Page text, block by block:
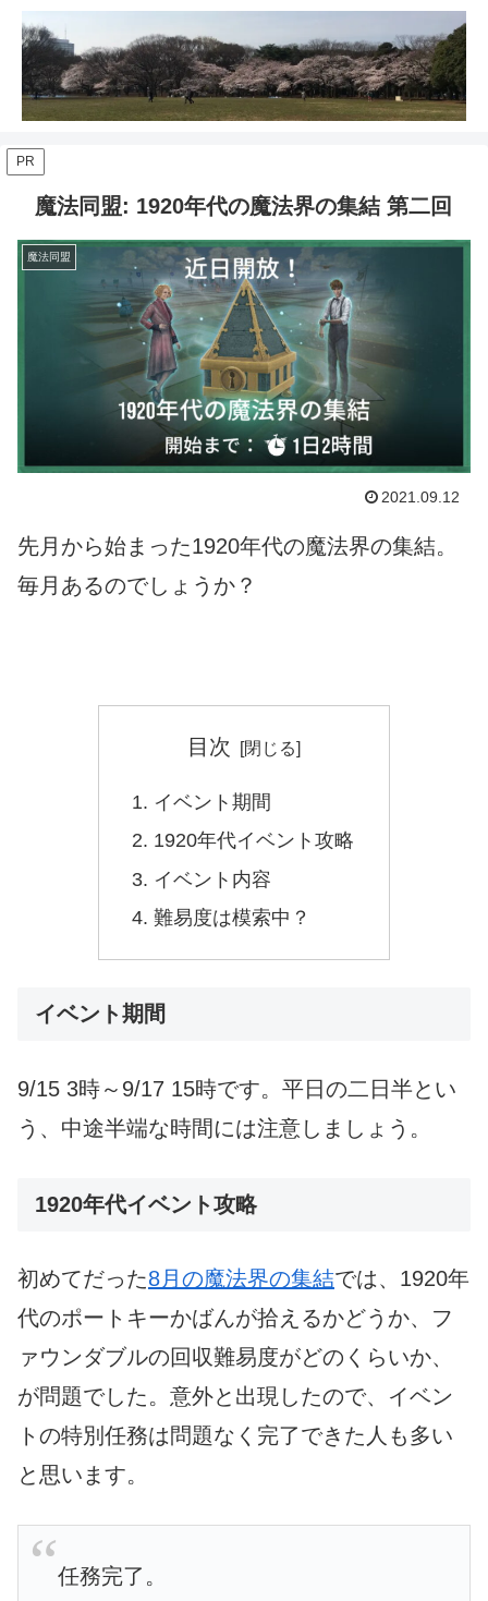
PR
魔法同盟: 1920年代の魔法界の集結 第二回
魔法同盟
2021.09.12
先月から始まった1920年代の魔法界の集結。
毎月あるのでしょうか？
目次
イベント期間
1920年代イベント攻略
イベント内容
難易度は模索中？
イベント期間
9/15 3時～9/17 15時です。平日の二日半とい
う、中途半端な時間には注意しましょう。
1920年代イベント攻略
初めてだった8月の魔法界の集結では、1920年
代のポートキーかばんが拾えるかどうか、フ
ァウンダブルの回収難易度がどのくらいか、
が問題でした。意外と出現したので、イベン
トの特別任務は問題なく完了できた人も多い
と思います。
任務完了。